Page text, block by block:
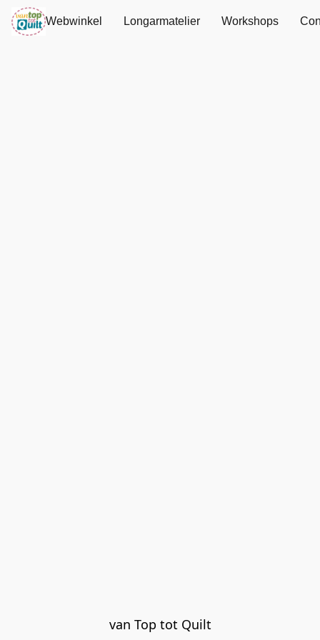
Webwinkel Longarmatelier Workshops
van Top tot Quilt